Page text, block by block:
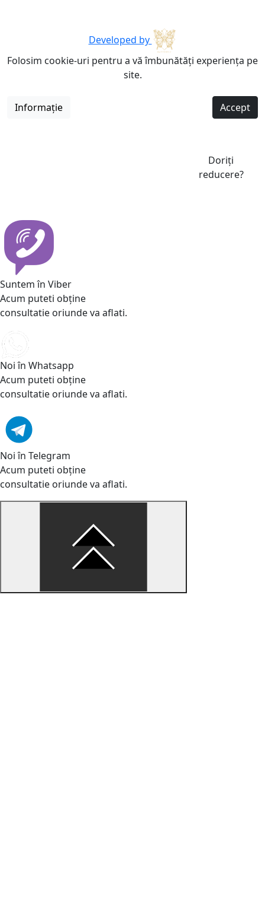
Developed by
Folosim cookie-uri pentru a vă îmbunătăți experiența pe
site.
Informație Accept
Doriți
reducere?
Suntem în Viber
Acum puteti obține
consultatie oriunde va aflati.
Noi în Whatsapp
Acum puteti obține
consultatie oriunde va aflati.
Noi în Telegram
Acum puteti obține
consultatie oriunde va aflati.